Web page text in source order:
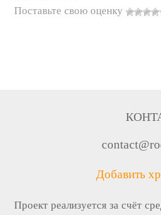
Поставьте свою оценку
Добавить
Проект реализуется за счёт